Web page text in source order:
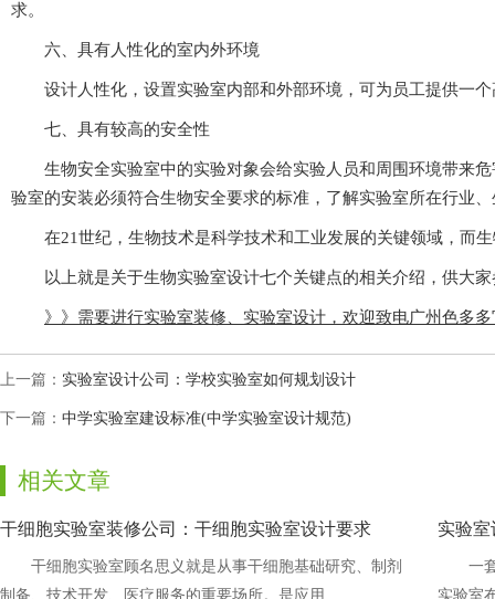
求。
六、具有人性化的室内外环境
设计人性化，设置实验室内部和外部环境，可为员工提供一
七、具有较高的安全性
生物安全实验室中的实验对象会给实验人员和周围环境带来危害
验室的安装必须符合生物安全要求的标准，了解实验室所在行业、
在21世纪，生物技术是科学技术和工业发展的关键领域，而生物
以上就是关于生物实验室设计七个关键点的相关介绍，供大家参
》》需要进行实验室装修、实验室设计，欢迎致电广州色多多
上一篇： 实验室设计公司：学校实验室如何规划设计
下一篇： 中学实验室建设标准(中学实验室设计规范)
相关文章
干细胞实验室装修公司：干细胞实验室设计要求
干细胞实验室顾名思义就是从事干细胞基础研究、制剂
制备、技术开发、医疗服务的重要场所。是应用......
实验室
一
实验室